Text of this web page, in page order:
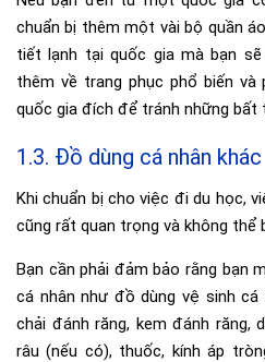
chuẩn bị thêm một vài bộ quần
tiết lạnh tại quốc gia mà bạn
thêm về trang phục phổ biến
quốc gia đích để tránh những bất
1.3. Đồ dùng cá nhân khác
Khi chuẩn bị cho việc đi du học,
cũng rất quan trọng và không thể
Bạn cần phải đảm bảo rằng bạn
cá nhân như đồ dùng vệ sinh
chải đánh răng, kem đánh răng,
râu (nếu có), thuốc, kính áp